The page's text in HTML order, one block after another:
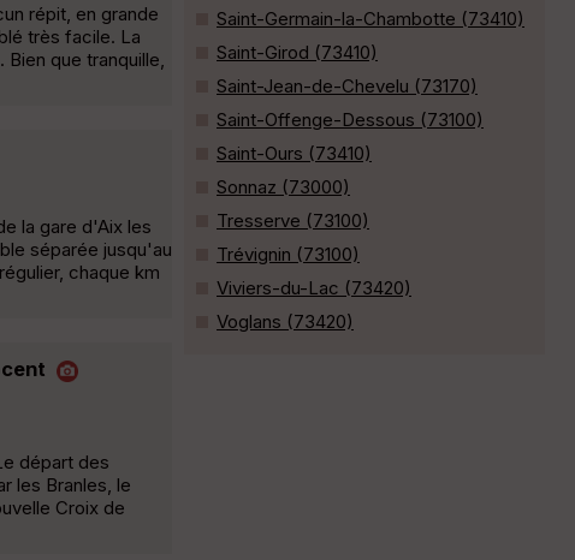
répit, en grande
très facile. La
que tranquille,
la gare d'Aix les
séparée jusqu'au
chaque km
départ des
les Branles, le
Croix de
Saint-Germain-la-Chambotte (73410)
Saint-Girod (73410)
Saint-Jean-de-Chevelu (73170)
Saint-Offenge-Dessous (73100)
Saint-Ours (73410)
Sonnaz (73000)
Tresserve (73100)
Trévignin (73100)
Viviers-du-Lac (73420)
Voglans (73420)